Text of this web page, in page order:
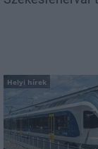
Helyi hírek